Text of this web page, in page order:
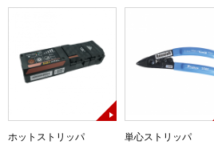
ホットストリッパ
単心ストリッパ